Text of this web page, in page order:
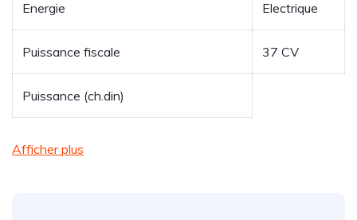
Energie Electrique
Puissance fiscale 37 CV
Puissance (ch.din)
Afficher plus